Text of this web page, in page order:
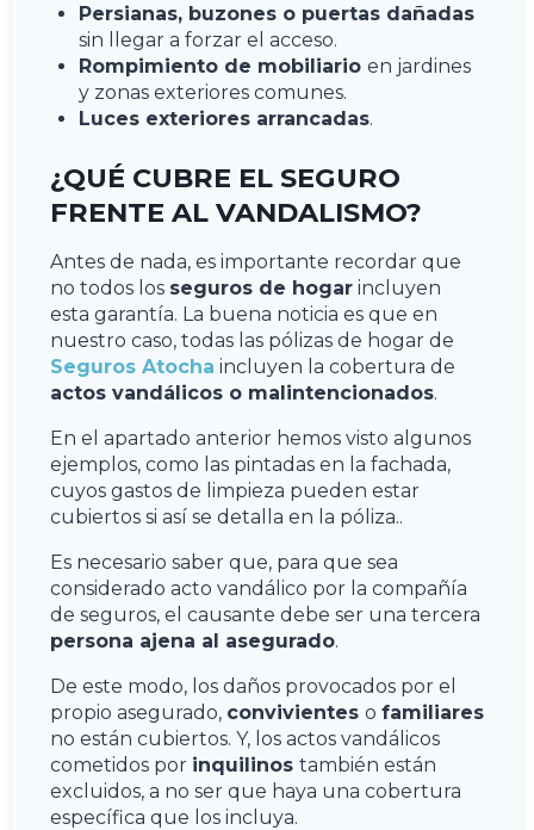
Persianas, buzones o puertas dañadas
sin llegar a forzar el acceso.
Rompimiento de mobiliario en jardines
y zonas exteriores comunes.
Luces exteriores arrancadas.
¿QUÉ CUBRE EL SEGURO
FRENTE AL VANDALISMO?
Antes de nada, es importante recordar que
no todos los seguros de hogar incluyen
esta garantía. La buena noticia es que en
nuestro caso, todas las pólizas de hogar de
Seguros Atocha incluyen la cobertura de
actos vandálicos o malintencionados.
En el apartado anterior hemos visto algunos
ejemplos, como las pintadas en la fachada,
cuyos gastos de limpieza pueden estar
cubiertos si así se detalla en la póliza..
Es necesario saber que, para que sea
considerado acto vandálico por la compañía
de seguros, el causante debe ser una tercera
persona ajena al asegurado.
De este modo, los daños provocados por el
propio asegurado, convivientes o familiares
no están cubiertos. Y, los actos vandálicos
cometidos por inquilinos también están
excluidos, a no ser que haya una cobertura
específica que los incluya.